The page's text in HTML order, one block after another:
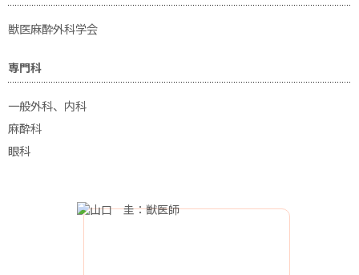
獣医麻酔外科学会
専門科
一般外科、内科
麻酔科
眼科